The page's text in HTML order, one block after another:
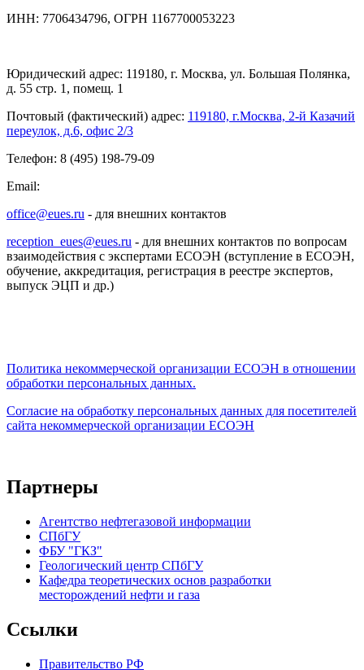
ИНН: 7706434796, ОГРН 1167700053223
Юридический адрес: 119180, г. Москва, ул. Большая Полянка,
д. 55 стр. 1, помещ. 1
Почтовый (фактический) адрес: 119180, г.Москва, 2-й Казачий
переулок, д.6, офис 2/3
Телефон: 8 (495) 198-79-09
Email:
office@eues.ru - для внешних контактов
reception_eues@eues.ru - для внешних контактов по вопросам
взаимодействия с экспертами ЕСОЭН (вступление в ЕСОЭН,
обучение, аккредитация, регистрация в реестре экспертов,
выпуск ЭЦП и др.)
Политика некоммерческой организации ЕСОЭН в отношении
обработки персональных данных.
Согласие на обработку персональных данных для посетителей
сайта некоммерческой организации ЕСОЭН
Партнеры
Агентство нефтегазовой информации
СПбГУ
ФБУ "ГКЗ"
Геологический центр СПбГУ
Кафедра теоретических основ разработки
месторождений нефти и газа
Ссылки
Правительство РФ